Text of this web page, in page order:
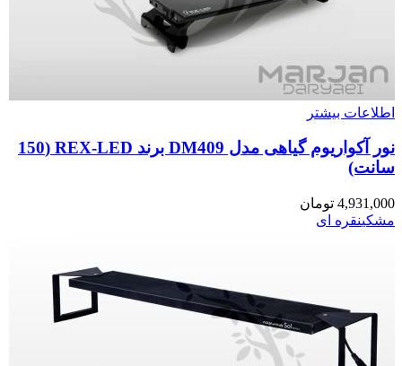
اطلاعات بیشتر
نور آکواریوم گیاهی مدل DM409 برند REX-LED (150
سانت)
4,931,000 تومان
مشکینقره ای